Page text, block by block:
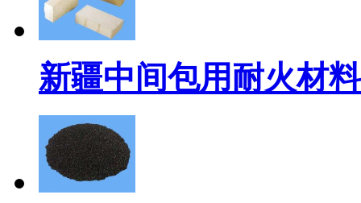
新疆中间包用耐火材料